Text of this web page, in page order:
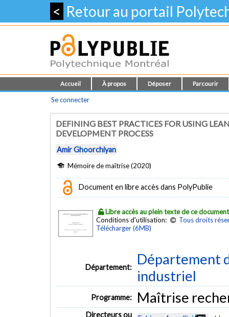
< Retour au portail
Accueil À propos Déposer Parcourir
Se connecter
DEFINING BEST PRACTICES FOR USING
DEVELOPMENT PROCESS
Amir Ghoorchiyan
Mémoire de maîtrise (2020)
Document en libre accès dans PolyPublie
Libre accès au plein texte de ce document
Conditions d'utilisation:
Tous droits
Télécharger (6MB)
Département:
Département
industriel
Programme: Maîtrise
Directeurs ou